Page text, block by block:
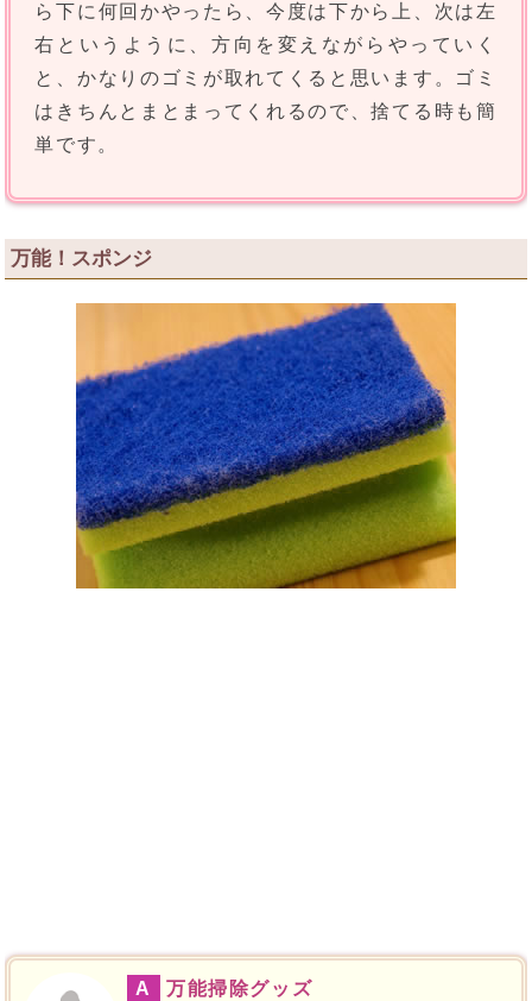
ら下に何回かやったら、今度は下から上、次は左
右というように、方向を変えながらやっていく
と、かなりのゴミが取れてくると思います。ゴミ
はきちんとまとまってくれるので、捨てる時も簡
単です。
万能！スポンジ
A 万能掃除グッズ